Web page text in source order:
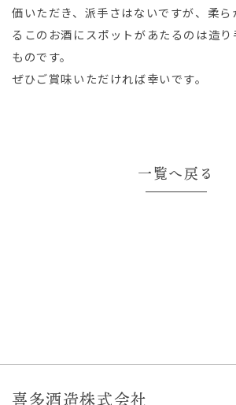
価いただき、派手さはないですが、柔ら
るこのお酒にスポットがあたるのは造
ものです。
ぜひご賞味いただければ幸いです。
一覧へ戻る
喜多酒造株式会社